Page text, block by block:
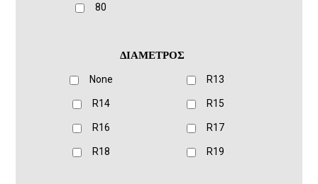
80
ΔΙΑΜΕΤΡΟΣ
None R13
R14 R15
R16 R17
R18 R19